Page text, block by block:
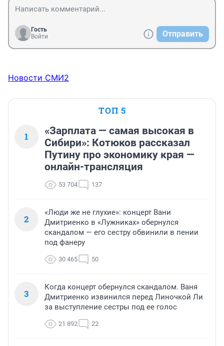
Гость
Войти
Отправить
Новости СМИ2
ТОП 5
1
«Зарплата — самая высокая в
Сибири»: Котюков рассказал
Путину про экономику края —
онлайн-трансляция
53 704 137
2
«Люди же не глухие»: концерт Вани
Дмитриенко в «Лужниках» обернулся
скандалом — его сестру обвинили в пении
под фанеру
30 465 50
3
Когда концерт обернулся скандалом. Ваня
Дмитриенко извинился перед Линочкой Ли
за выступление сестры под ее голос
21 892 22